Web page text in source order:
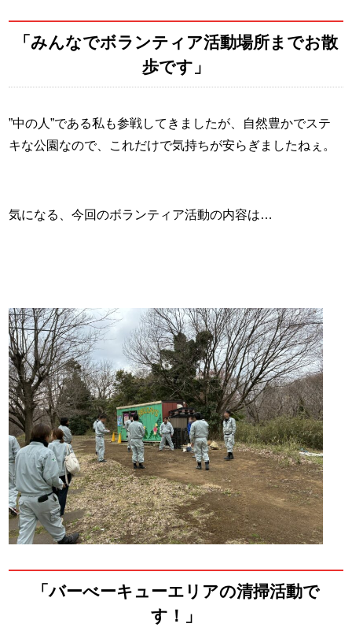
「みんなでボランティア活動場所までお散
歩です」
”中の人”である私も参戦してきましたが、自然豊かでステ
キな公園なので、これだけで気持ちが安らぎましたねぇ。
気になる、今回のボランティア活動の内容は…
「バーべーキューエリアの清掃活動で
す！」